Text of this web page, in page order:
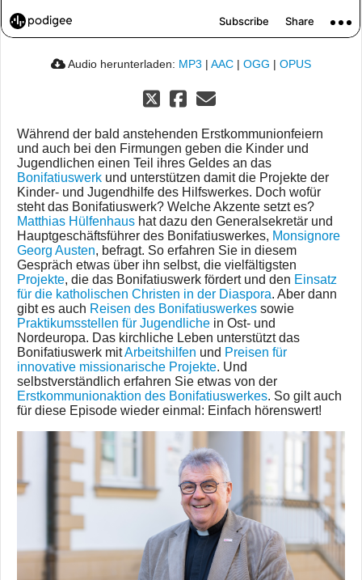
Audio herunterladen: MP3 | AAC | OGG | OPUS
Während der bald anstehenden Erstkommunionfeiern
und auch bei den Firmungen geben die Kinder und
Jugendlichen einen Teil ihres Geldes an das
Bonifatiuswerk und unterstützen damit die Projekte der
Kinder- und Jugendhilfe des Hilfswerkes. Doch wofür
steht das Bonifatiuswerk? Welche Akzente setzt es?
Matthias Hülfenhaus hat dazu den Generalsekretär und
Hauptgeschäftsführer des Bonifatiuswerkes, Monsignore
Georg Austen, befragt. So erfahren Sie in diesem
Gespräch etwas über ihn selbst, die vielfältigsten
Projekte, die das Bonifatiuswerk fördert und den Einsatz
für die katholischen Christen in der Diaspora. Aber dann
gibt es auch Reisen des Bonifatiuswerkes sowie
Praktikumsstellen für Jugendliche in Ost- und
Nordeuropa. Das kirchliche Leben unterstützt das
Bonifatiuswerk mitArbeitshilfen und Preisen für
innovative missionarische Projekte. Und
selbstverständlich erfahren Sie etwas von der
Erstkommunionaktion des Bonifatiuswerkes. So gilt auch
für diese Episode wieder einmal: Einfach hörenswert!